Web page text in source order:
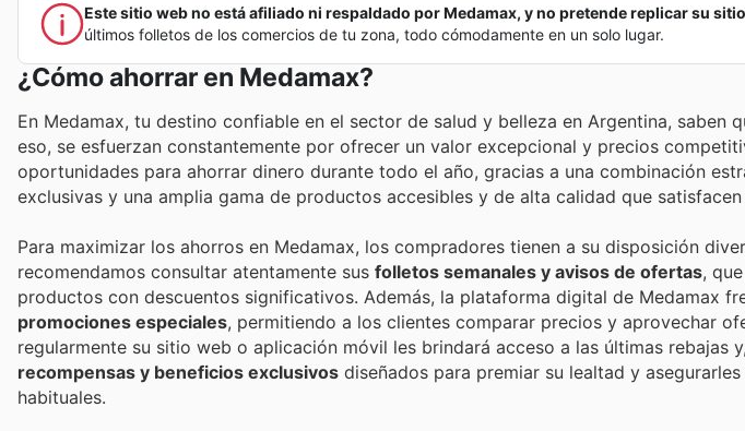
Este sitio web no está afiliado ni respaldado por Medamax, y no pretende replicar su
últimos folletos de los comercios de tu zona, todo cómodamente en un solo lugar.
¿Cómo ahorrar en Medamax?
En Medamax, tu destino confiable en el sector de salud y belleza en Argentina, saben
eso, se esfuerzan constantemente por ofrecer un valor excepcional y precios
oportunidades para ahorrar dinero durante todo el año, gracias a una combinación
exclusivas y una amplia gama de productos accesibles y de alta calidad que
Para maximizar los ahorros en Medamax, los compradores tienen a su disposición
recomendamos consultar atentamente sus folletos semanales y avisos de ofertas,
productos con descuentos significativos. Además, la plataforma digital de Medamax
promociones especiales, permitiendo a los clientes comparar precios y aprovechar
regularmente su sitio web o aplicación móvil les brindará acceso a las últimas rebajas
recompensas y beneficios exclusivos diseñados para premiar su lealtad y
habituales.